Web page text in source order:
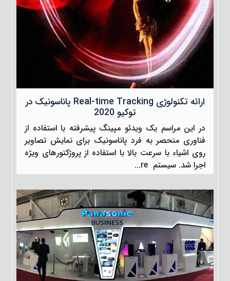
ارائه تکنولوژی Real-time Tracking پاناسونیک در
توکیو 2020
در این مراسم یک ویدئو مپینگ پیشرفته با استفاده از
فناوری منحصر به فرد پاناسونیک برای نمایش تصاویر
روی اشیاء با سرعت بالا با استفاده از پروژکتورهای ویژه
اجرا شد. سیستم re...